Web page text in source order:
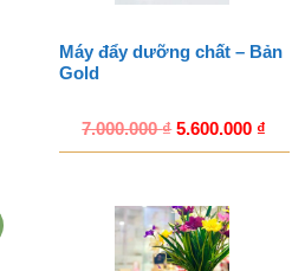
Máy đẩy dưỡng chất – Bản
Gold
7.000.000₫ 5.600.000 ₫